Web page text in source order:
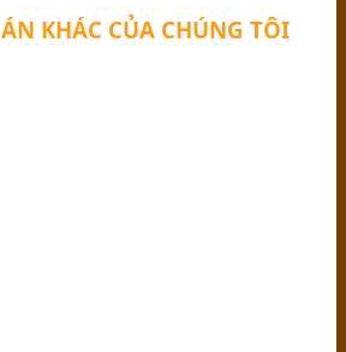
KHÁC CỦA CHÚNG TÔI